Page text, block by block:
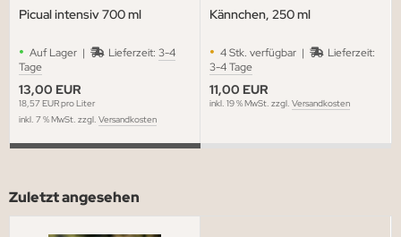
Picual intensiv 700 ml
• Auf Lager | Lieferzeit: 3-4
Tage
13,00 EUR
18,57 EUR pro Liter
inkl. 7 % MwSt. zzgl. Versandkosten
Kännchen, 250 ml
• 4 Stk. verfügbar |
Lieferzeit:
3-4 Tage
11,00 EUR
inkl. 19 % MwSt. zzgl. Versandkosten
Zuletzt angesehen